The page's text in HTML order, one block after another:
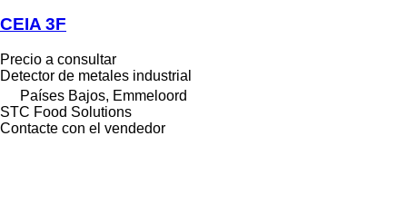
CEIA 3F
Precio a consultar
Detector de metales industrial
Países Bajos, Emmeloord
STC Food Solutions
Contacte con el vendedor